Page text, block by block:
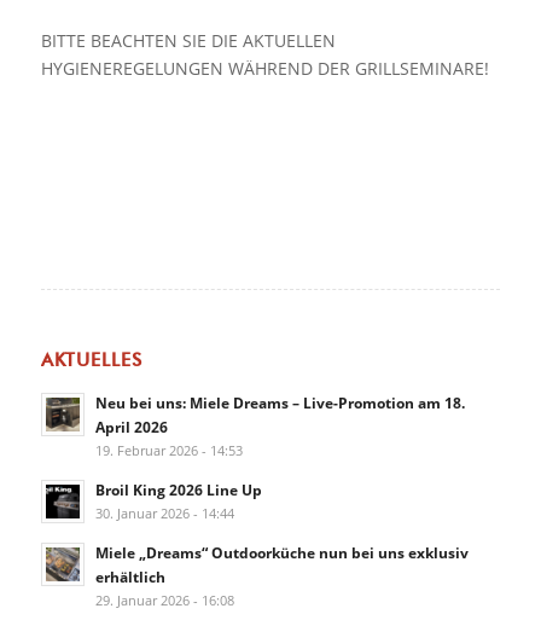
BITTE BEACHTEN SIE DIE AKTUELLEN
HYGIENEREGELUNGEN WÄHREND DER GRILLSEMINARE!
AKTUELLES
Neu bei uns: Miele Dreams – Live-Promotion am 18.
April 2026
19. Februar 2026 - 14:53
Broil King 2026 Line Up
30. Januar 2026 - 14:44
Miele „Dreams“ Outdoorküche nun bei uns exklusiv
erhältlich
29. Januar 2026 - 16:08